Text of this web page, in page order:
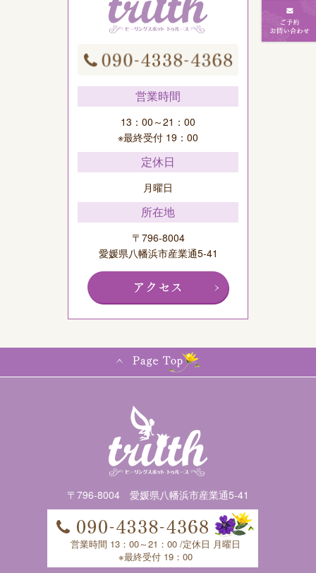
営業時間
13：00～21：00
※最終受付 19：00
定休日
月曜日
所在地
〒796-8004
愛媛県八幡浜市産業通5-41
〒796-8004 愛媛県八幡浜市産業通5-41
営業時間 13：00～21：00 /定休日 月曜日
※最終受付 19：00